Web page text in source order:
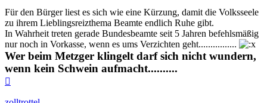
Für den Bürger liest es sich wie eine Kürzung, damit die Volksseele
zu ihrem Lieblingsreizthema Beamte endlich Ruhe gibt.
In Wahrheit treten gerade Bundesbeamte seit 5 Jahren befehlsmäßig
nur noch in Vorkasse, wenn es ums Verzichten geht................
Wer beim Metzger klingelt darf sich nicht wundern,
wenn kein Schwein aufmacht..........